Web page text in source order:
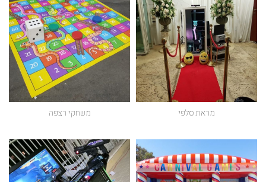
מראת סלפי משחקי רצפה